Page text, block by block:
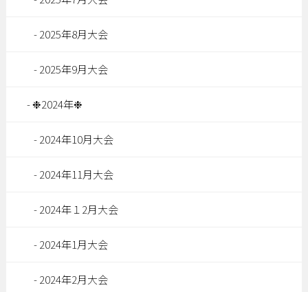
2025年8月大会
2025年9月大会
❉2024年❉
2024年10月大会
2024年11月大会
2024年１2月大会
2024年1月大会
2024年2月大会